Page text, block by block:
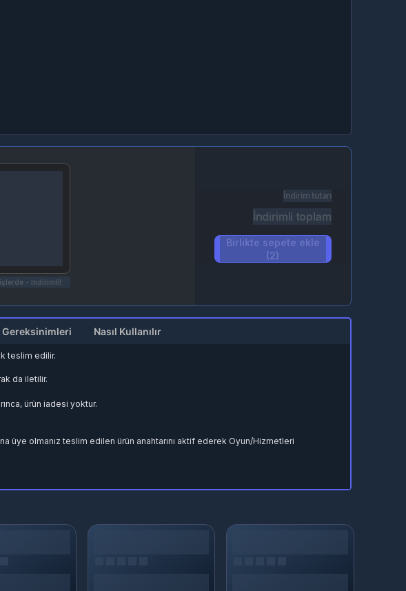
- İndirimli!
İndirim tutarı
İndirimli toplam
Birlikte sepete ekle
(2)
Gereksinimleri Nasıl Kullanılır
teslim edilir.
da iletilir.
ürün iadesi yoktur.
üye olmanız teslim edilen ürün anahtarını aktif ederek Oyun/Hizmetleri